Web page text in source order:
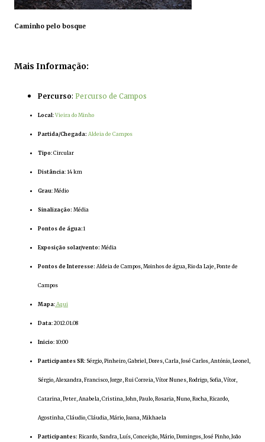
Caminho pelo bosque
Mais Informação:
Percurso: Percurso de Campos
Local: Vieira do Minho
Partida/Chegada: Aldeia de Campos
Tipo: Circular
Distância: 14 km
Grau: Médio
Sinalização: Média
Pontos de água:1
Exposição solar/vento: Média
Pontos de Interesse: Aldeia de Campos, Moinhos de água, Rio da Laje, Ponte de
Campos
Mapa: Aqui
Data: 2012.01.08
Inicio: 10:00
Participantes SR: Sérgio, Pinheiro, Gabriel, Dores, Carla, José Carlos, António, Leonel,
Sérgio, Alexandra, Francisco, Jorge, Rui Correia, Vítor Nunes, Rodrigo, Sofia, Vítor,
Catarina, Peter, Anabela, Cristina, John, Paulo, Rosaria, Nuno, Rocha, Ricardo,
Agostinha, Cláudio, Cláudia, Mário, Joana, Mikhaela
Participantes: Ricardo, Sandra, Luís, Conceição, Mário, Domingos, José Pinho, João